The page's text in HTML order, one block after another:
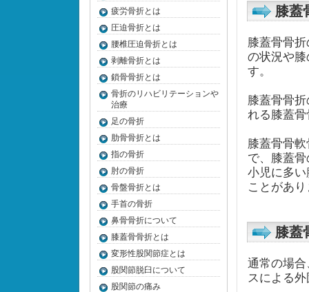
膝蓋
膝蓋骨骨
の状況や
す。
膝蓋骨骨
れる膝蓋
膝蓋骨骨
で、膝蓋
小児に多
ことがあ
膝蓋
通常の場
スによる
疲労骨折とは
圧迫骨折とは
腰椎圧迫骨折とは
剥離骨折とは
鎖骨骨折とは
骨折のリハビリテーションや
治療
足の骨折
肋骨骨折とは
指の骨折
肘の骨折
骨盤骨折とは
手首の骨折
鼻骨骨折について
膝蓋骨骨折とは
変形性股関節症とは
股関節脱臼について
股関節の痛み